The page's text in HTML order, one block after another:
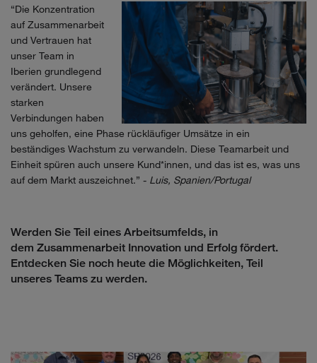
“Die Konzentration
auf Zusammenarbeit
und Vertrauen hat
unser Team in
Iberien grundlegend
verändert. Unsere
starken
Verbindungen haben
uns geholfen, eine Phase rückläufiger Umsätze in ein
beständiges Wachstum zu verwandeln. Diese Teamarbeit und
Einheit spüren auch unsere Kund*innen, und das ist es, was uns
auf dem Markt auszeichnet.” - Luis, Spanien/Portugal
Werden Sie Teil eines Arbeitsumfelds, in
dem Zusammenarbeit Innovation und Erfolg fördert.
Entdecken Sie noch heute die Möglichkeiten, Teil
unseres Teams zu werden.